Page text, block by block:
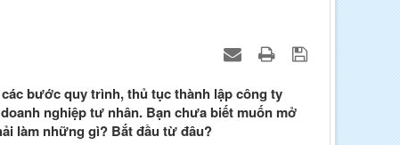
bước quy trình, thủ tục thành lập công ty
nghiệp tư nhân. Bạn chưa biết muốn mở
làm những gì? Bắt đầu từ đâu?